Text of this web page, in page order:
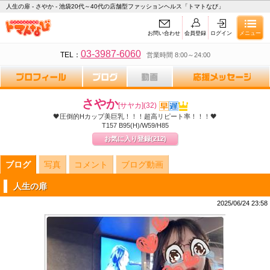
人生の扉 - さやか - 池袋20代～40代の店舗型ファッションヘルス「トマトなび」
お問い合わせ 会員登録 ログイン メニュー
TEL： 03-3987-6060 営業時間 8:00～24:00
さやか[サヤカ](32)
🖤圧倒的Hカップ美巨乳！！！超高リピート率！！！🖤
T157 B95(H)/W59/H85
お気に入り登録(212)
ブログ 写真 コメント ブログ動画
人生の扉
2025/06/24 23:58